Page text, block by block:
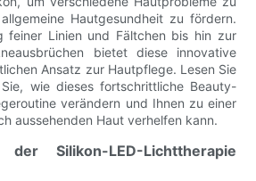
Hautgesundheit zu fördern.
feiner Linien und Fältchen bis hin zur
bietet diese innovative
Ansatz zur Hautpflege. Lesen Sie
wie dieses fortschrittliche Beauty-
verändern und Ihnen zu einer
aussehenden Haut verhelfen kann.
Silikon-LED-Lichttherapie